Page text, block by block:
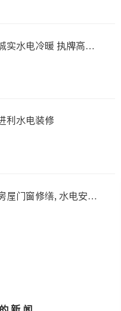
实水电冷暖 执牌高级
利水电装修
屋门窗修缮, 水电安